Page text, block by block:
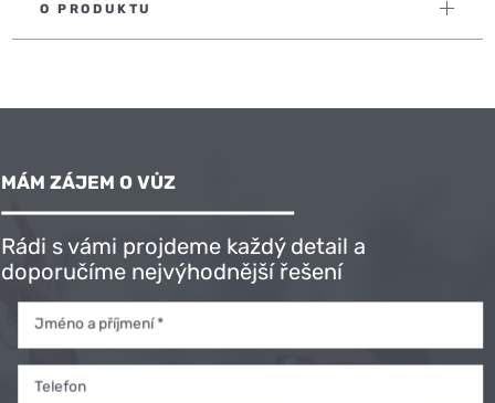
O PRODUKTU
MÁM ZÁJEM O VŮZ
Rádi s vámi projdeme každý detail a
doporučíme nejvýhodnější řešení
Jméno a příjmení *
Telefon